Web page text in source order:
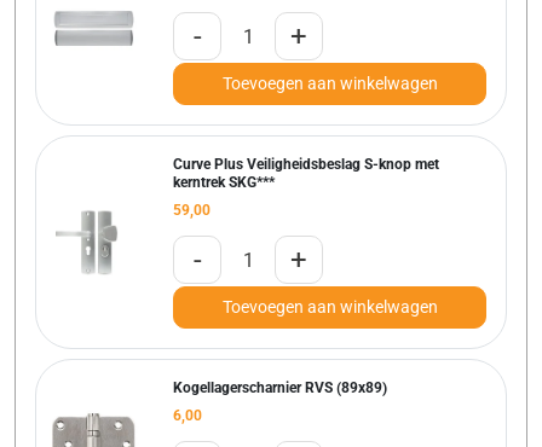
- +
Toevoegen aan winkelwagen
Curve Plus Veiligheidsbeslag S-knop met
kerntrek SKG***
59,00
- +
Toevoegen aan winkelwagen
Kogellagerscharnier RVS (89x89)
6,00